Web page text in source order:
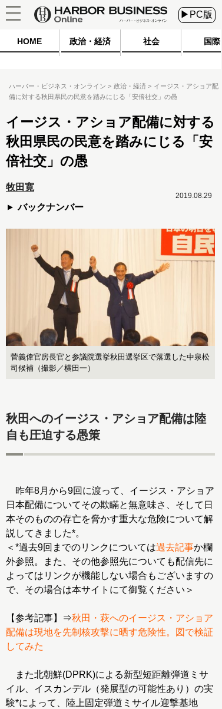
▶PC版
HOME 政治・経済 社会 国際
ハーバー・ビジネス・オンライン 政治・経済
イージス・アショア配
備に対する秋田県民の民意を踏みにじる「安倍社交」の愚
イージス・アショア配備に対する
秋田県民の民意を踏みにじる「安
倍社交」の愚
牧田寛
バックナンバー
2019.08.29
菅義偉官房長官と参議院選挙秋田選挙区で落選した中泉松
司候補（撮影／横田一）
秋田へのイージス・アショア配備は陸
自も圧迫する愚策
昨年8月から9回に渡って、イージス・アショア
日本配備についてその欺瞞と無意味さ、そして日
本そのものの存亡を脅かす重大な危険について解
説してきました*。
＜*過去9回までのリンクについては過去記事か欄
外参照。また、その他参照先についても配信先に
よってはリンクが機能しない場合もございますの
で、その場合は本サイトにて御覧ください＞
【参考記事】⇒秋田・萩へのイージス・アショア
配備は現地を先制核攻撃に晒す危険性。図で検証
してみた
また北朝鮮(DPRK)による新型短距離弾道ミサ
イル、イスカンデル（発展型の可能性あり）の実
験*によって、陸上固定弾道ミサイル迎撃基地